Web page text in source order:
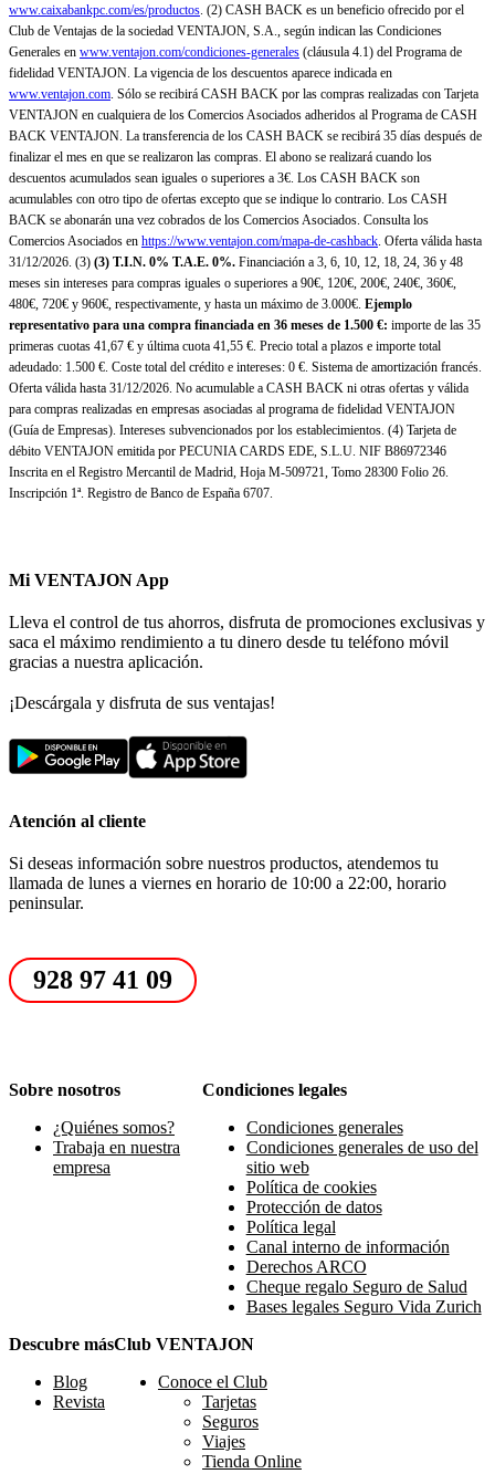
www.caixabankpc.com/es/productos. (2) CASH BACK es un beneficio ofrecido por el
Club de Ventajas de la sociedad VENTAJON, S.A., según indican las Condiciones
Generales en www.ventajon.com/condiciones-generales (cláusula 4.1) del Programa de
fidelidad VENTAJON. La vigencia de los descuentos aparece indicada en
www.ventajon.com. Sólo se recibirá CASH BACK por las compras realizadas con Tarjeta
VENTAJON en cualquiera de los Comercios Asociados adheridos al Programa de CASH
BACK VENTAJON. La transferencia de los CASH BACK se recibirá 35 días después de
finalizar el mes en que se realizaron las compras. El abono se realizará cuando los
descuentos acumulados sean iguales o superiores a 3€. Los CASH BACK son
acumulables con otro tipo de ofertas excepto que se indique lo contrario. Los CASH
BACK se abonarán una vez cobrados de los Comercios Asociados. Consulta los
Comercios Asociados en https://www.ventajon.com/mapa-de-cashback. Oferta válida hasta
31/12/2026. (3) (3) T.I.N. 0% T.A.E. 0%. Financiación a 3, 6, 10, 12, 18, 24, 36 y 48
meses sin intereses para compras iguales o superiores a 90€, 120€, 200€, 240€, 360€,
480€, 720€ y 960€, respectivamente, y hasta un máximo de 3.000€. Ejemplo
representativo para una compra financiada en 36 meses de 1.500 €: importe de las 35
primeras cuotas 41,67 € y última cuota 41,55 €. Precio total a plazos e importe total
adeudado: 1.500 €. Coste total del crédito e intereses: 0 €. Sistema de amortización francés.
Oferta válida hasta 31/12/2026. No acumulable a CASH BACK ni otras ofertas y válida
para compras realizadas en empresas asociadas al programa de fidelidad VENTAJON
(Guía de Empresas). Intereses subvencionados por los establecimientos. (4) Tarjeta de
débito VENTAJON emitida por PECUNIA CARDS EDE, S.L.U. NIF B86972346
Inscrita en el Registro Mercantil de Madrid, Hoja M-509721, Tomo 28300 Folio 26.
Inscripción 1ª. Registro de Banco de España 6707.
Mi VENTAJON App
Lleva el control de tus ahorros, disfruta de promociones exclusivas y
saca el máximo rendimiento a tu dinero desde tu teléfono móvil
gracias a nuestra aplicación.
¡Descárgala y disfruta de sus ventajas!
Atención al cliente
Si deseas información sobre nuestros productos, atendemos tu
llamada de lunes a viernes en horario de 10:00 a 22:00, horario
peninsular.
928 97 41 09
Sobre nosotros
¿Quiénes somos?
Trabaja en nuestra
empresa
Condiciones legales
Condiciones generales
Condiciones generales de uso del
sitio web
Política de cookies
Protección de datos
Política legal
Canal interno de información
Derechos ARCO
Cheque regalo Seguro de Salud
Bases legales Seguro Vida Zurich
Descubre más
Blog
Revista
Club VENTAJON
Conoce el Club
Tarjetas
Seguros
Viajes
Tienda Online